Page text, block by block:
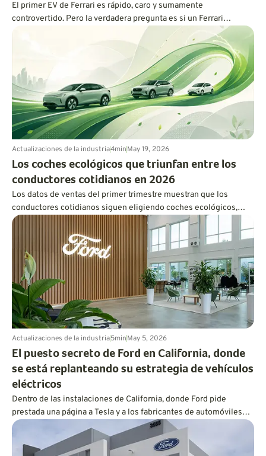
El primer EV de Ferrari es rápido, caro y sumamente
controvertido. Pero la verdadera pregunta es si un Ferrari
eléctrico todavía puede sentirse como un Ferrari.
Actualizaciones de la industria4minMay 19, 2026
Los coches ecológicos que triunfan entre los
conductores cotidianos en 2026
Los datos de ventas del primer trimestre muestran que los
conductores cotidianos siguen eligiendo coches ecológicos,
pero la practicidad, la asequibilidad y la flexibilidad de los
híbridos están ganando terreno a la exageración.
Actualizaciones de la industria5minMay 5, 2026
El puesto secreto de Ford en California, donde
se está replanteando su estrategia de vehículos
eléctricos
Dentro de las instalaciones de California, donde Ford pide
prestada una página a Tesla y a los fabricantes de automóviles
chinos para construir sus vehículos eléctricos de forma más
rápida y económica.